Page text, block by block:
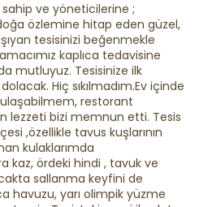
ve yöneticilerine ;
özlemine hitap eden güzel,
tesisinizi beğenmekle
kaplıca tedavisine
mutluyuz. Tesisinize ilk
Hiç sıkılmadım.Ev içinde
restorant
lezzeti bizi memnun etti. Tesis
,özellikle tavus kuşlarının
kulaklarımda
kaz, ördeki hindi , tavuk ve
sallanma keyfini de
havuzu, yarı olimpik yüzme